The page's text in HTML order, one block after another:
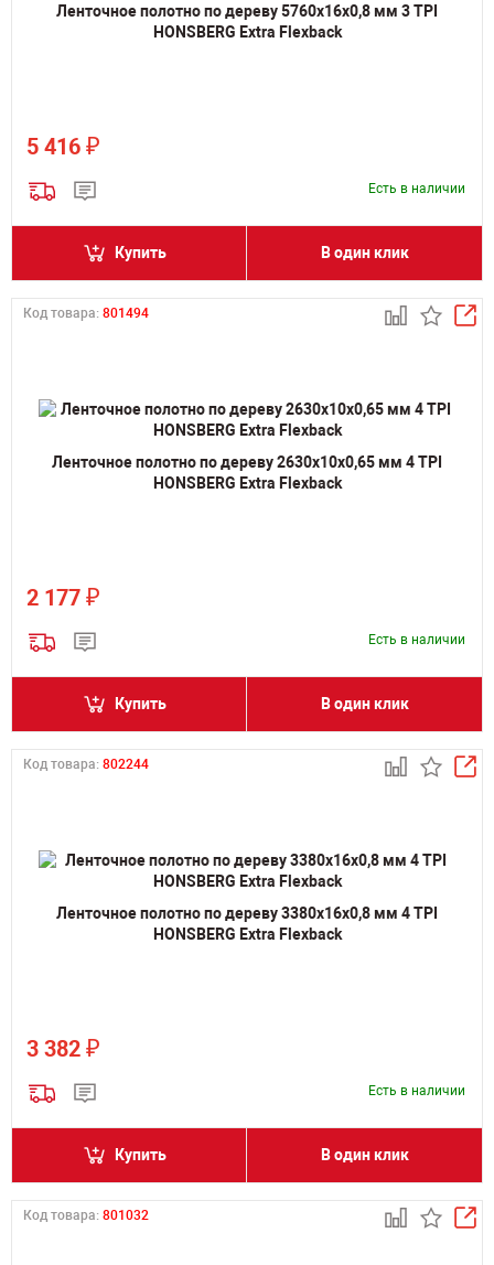
Ленточное полотно по дереву 5760х16х0,8 мм 3 TPI
HONSBERG Extra Flexback
5 416 ₽
Есть в наличии
Купить В один клик
Код товара: 801494
Ленточное полотно по дереву 2630х10х0,65 мм 4 TPI
HONSBERG Extra Flexback
2 177 ₽
Есть в наличии
Купить В один клик
Код товара: 802244
Ленточное полотно по дереву 3380х16х0,8 мм 4 TPI
HONSBERG Extra Flexback
3 382 ₽
Есть в наличии
Купить В один клик
Код товара: 801032